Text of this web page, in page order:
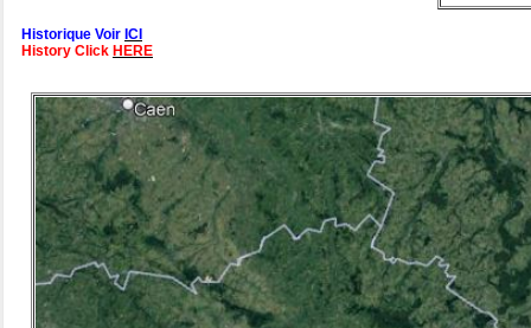
Historique Voir ICI
History Click HERE